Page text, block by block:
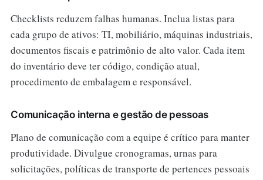
Checklists reduzem falhas humanas. Inclua listas para
cada grupo de ativos: TI, mobiliário, máquinas industriais,
documentos fiscais e patrimônio de alto valor. Cada item
do inventário deve ter código, condição atual,
procedimento de embalagem e responsável.
Comunicação interna e gestão de pessoas
Plano de comunicação com a equipe é crítico para manter
produtividade. Divulgue cronogramas, urnas para
solicitações, políticas de transporte de pertences pessoais